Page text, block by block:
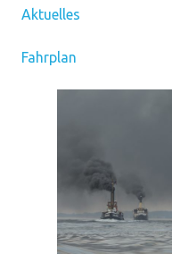
Aktuelles
Fahrplan